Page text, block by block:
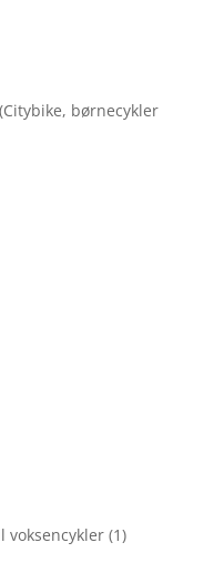
børnecykler
voksencykler (1)